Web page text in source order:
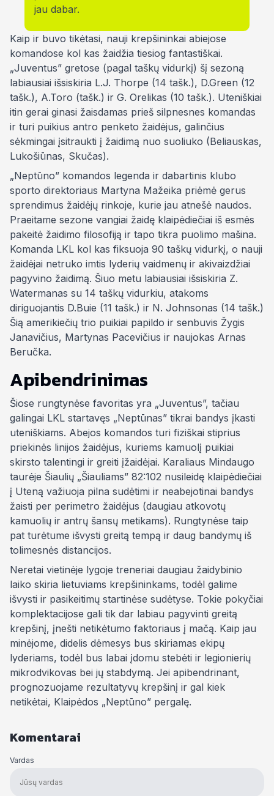
jau dabar.
Kaip ir buvo tikėtasi, nauji krepšininkai abiejose
komandose kol kas žaidžia tiesiog fantastiškai.
„Juventus” gretose (pagal taškų vidurkį) šį sezoną
labiausiai išsiskiria L.J. Thorpe (14 tašk.), D.Green (12
tašk.), A.Toro (tašk.) ir G. Orelikas (10 tašk.). Uteniškiai
itin gerai ginasi žaisdamas prieš silpnesnes komandas
ir turi puikius antro penketo žaidėjus, galinčius
sėkmingai įsitraukti į žaidimą nuo suoliuko (Beliauskas,
Lukošiūnas, Skučas).
„Neptūno” komandos legenda ir dabartinis klubo
sporto direktoriaus Martyna Mažeika priėmė gerus
sprendimus žaidėjų rinkoje, kurie jau atnešė naudos.
Praeitame sezone vangiai žaidę klaipėdiečiai iš esmės
pakeitė žaidimo filosofiją ir tapo tikra puolimo mašina.
Komanda LKL kol kas fiksuoja 90 taškų vidurkį, o nauji
žaidėjai netruko imtis lyderių vaidmenų ir akivaizdžiai
pagyvino žaidimą. Šiuo metu labiausiai išsiskiria Z.
Watermanas su 14 taškų vidurkiu, atakoms
diriguojantis D.Buie (11 tašk.) ir N. Johnsonas (14 tašk.)
Šią amerikiečių trio puikiai papildo ir senbuvis Žygis
Janavičius, Martynas Pacevičius ir naujokas Arnas
Beručka.
Apibendrinimas
Šiose rungtynėse favoritas yra „Juventus”, tačiau
galingai LKL startavęs „Neptūnas” tikrai bandys įkasti
uteniškiams. Abejos komandos turi fiziškai stiprius
priekinės linijos žaidėjus, kuriems kamuolį puikiai
skirsto talentingi ir greiti įžaidėjai. Karaliaus Mindaugo
taurėje Šiaulių „Šiauliams” 82:102 nusileidę klaipėdiečiai
į Uteną važiuoja pilna sudėtimi ir neabejotinai bandys
žaisti per perimetro žaidėjus (daugiau atkovotų
kamuolių ir antrų šansų metikams). Rungtynėse taip
pat turėtume išvysti greitą tempą ir daug bandymų iš
tolimesnės distancijos.
Neretai vietinėje lygoje treneriai daugiau žaidybinio
laiko skiria lietuviams krepšininkams, todėl galime
išvysti ir pasikeitimų startinėse sudėtyse. Tokie pokyčiai
komplektacijose gali tik dar labiau pagyvinti greitą
krepšinį, įnešti netikėtumo faktoriaus į mačą. Kaip jau
minėjome, didelis dėmesys bus skiriamas ekipų
lyderiams, todėl bus labai įdomu stebėti ir legionierių
mikrodvikovas bei jų stabdymą. Jei apibendrinant,
prognozuojame rezultatyvų krepšinį ir gal kiek
netikėtai, Klaipėdos „Neptūno” pergalę.
Komentarai
Vardas